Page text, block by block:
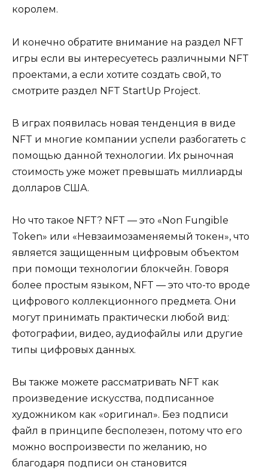
королем.
И конечно обратите внимание на раздел NFT
игры если вы интересуетесь различными NFT
проектами, а если хотите создать свой, то
смотрите раздел NFT StartUp Project.
В играх появилась новая тенденция в виде
NFT и многие компании успели разбогатеть с
помощью данной технологии. Их рыночная
стоимость уже может превышать миллиарды
долларов США.
Но что такое NFT? NFT — это «Non Fungible
Token» или «Невзаимозаменяемый токен», что
является защищенным цифровым объектом
при помощи технологии блокчейн. Говоря
более простым языком, NFT — это что-то вроде
цифрового коллекционного предмета. Они
могут принимать практически любой вид:
фотографии, видео, аудиофайлы или другие
типы цифровых данных.
Вы также можете рассматривать NFT как
произведение искусства, подписанное
художником как «оригинал». Без подписи
файл в принципе бесполезен, потому что его
можно воспроизвести по желанию, но
благодаря подписи он становится